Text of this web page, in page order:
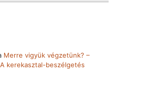
Merre vigyük végzetünk? –
A kerekasztal-beszélgetés